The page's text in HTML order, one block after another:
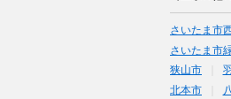
さいたま市
さいたま市
狭山市
北本市